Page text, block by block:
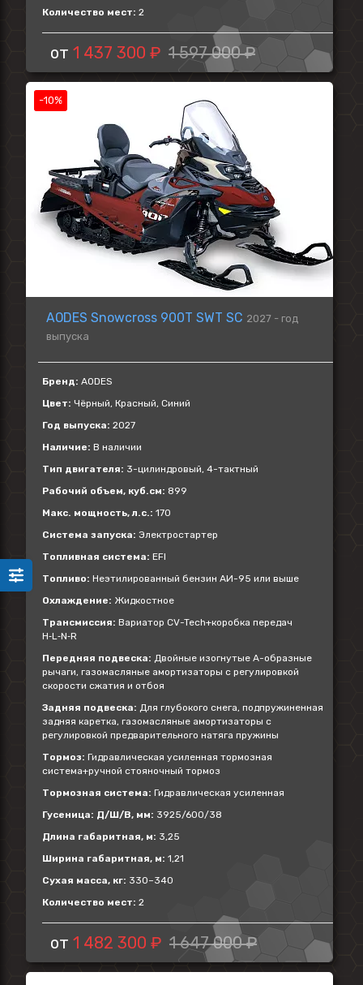
Количество мест: 2
от 1 437 300 ₽ 1 597 000 ₽
-10%
AODES Snowcross 900T SWT SC 2027 - год
выпуска
Бренд: AODES
Цвет: Чёрный, Красный, Синий
Год выпуска: 2027
Наличие: В наличии
Тип двигателя: 3-цилиндровый, 4-тактный
Рабочий объем, куб.см: 899
Макс. мощность, л.с.: 170
Система запуска: Электростартер
Топливная система: EFI
Топливо: Неэтилированный бензин АИ-95 или выше
Охлаждение: Жидкостное
Трансмиссия: Вариатор CV-Tech+коробка передач
H‑L‑N‑R
Передняя подвеска: Двойные изогнутые А-образные
рычаги, газомасляные амортизаторы с регулировкой
скорости сжатия и отбоя
Задняя подвеска: Для глубокого снега, подпружиненная
задняя каретка, газомасляные амортизаторы с
регулировкой предварительного натяга пружины
Тормоз: Гидравлическая усиленная тормозная
система+ручной стояночный тормоз
Тормозная система: Гидравлическая усиленная
Гусеница: Д/Ш/В, мм: 3925/600/38
Длина габаритная, м: 3,25
Ширина габаритная, м: 1,21
Сухая масса, кг: 330–340
Количество мест: 2
от 1 482 300 ₽ 1 647 000 ₽